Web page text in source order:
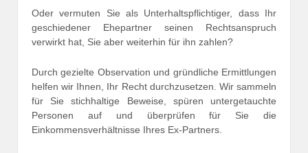
Oder vermuten Sie als Unterhaltspflichtiger, dass Ihr
geschiedener Ehepartner seinen Rechtsanspruch
verwirkt hat, Sie aber weiterhin für ihn zahlen?
Durch gezielte Observation und gründliche Ermittlungen
helfen wir Ihnen, Ihr Recht durchzusetzen. Wir sammeln
für Sie stichhaltige Beweise, spüren untergetauchte
Personen auf und überprüfen für Sie die
Einkommensverhältnisse Ihres Ex-Partners.